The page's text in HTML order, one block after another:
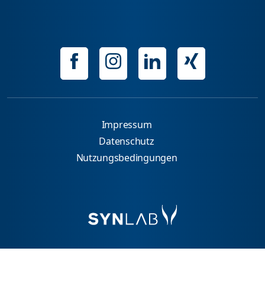
Impressum
Datenschutz
Nutzungsbedingungen